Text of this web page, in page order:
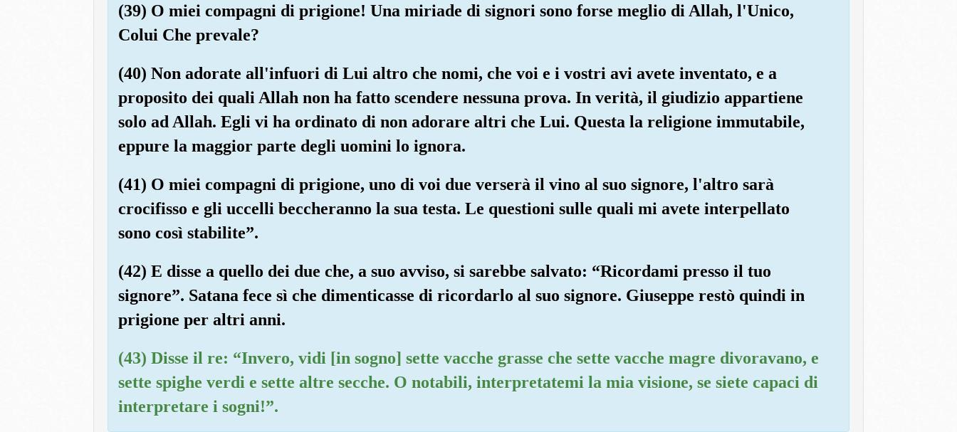
(39) O miei compagni di prigione! Una miriade di signori sono forse meglio di Allah, l'Unico,
Colui Che prevale?
(40) Non adorate all'infuori di Lui altro che nomi, che voi e i vostri avi avete inventato, e a
proposito dei quali Allah non ha fatto scendere nessuna prova. In verità, il giudizio appartiene
solo ad Allah. Egli vi ha ordinato di non adorare altri che Lui. Questa la religione immutabile,
eppure la maggior parte degli uomini lo ignora.
(41) O miei compagni di prigione, uno di voi due verserà il vino al suo signore, l'altro sarà
crocifisso e gli uccelli beccheranno la sua testa. Le questioni sulle quali mi avete interpellato
sono così stabilite”.
(42) E disse a quello dei due che, a suo avviso, si sarebbe salvato: “Ricordami presso il tuo
signore”. Satana fece sì che dimenticasse di ricordarlo al suo signore. Giuseppe restò quindi in
prigione per altri anni.
(43) Disse il re: “Invero, vidi [in sogno] sette vacche grasse che sette vacche magre divoravano, e
sette spighe verdi e sette altre secche. O notabili, interpretatemi la mia visione, se siete capaci di
interpretare i sogni!”.